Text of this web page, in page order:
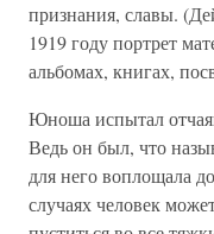
признания, славы.
1919 году портрет
альбомах, книгах,
Юноша испытал
Ведь он был, что
для него воплощала
случаях человек